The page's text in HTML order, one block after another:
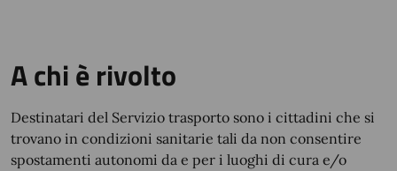
A chi è rivolto
Destinatari del Servizio trasporto sono i cittadini che si
trovano in condizioni sanitarie tali da non consentire
spostamenti autonomi da e per i luoghi di cura e/o